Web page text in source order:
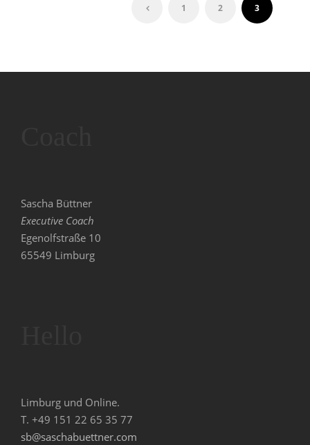
1 2 3
Sascha Büttner
Executive Coach
Egenolfstraße 10
65549 Limburg
Limburg und Online.
T. +49 151 22 65 35 77
sb@saschabuettner.com